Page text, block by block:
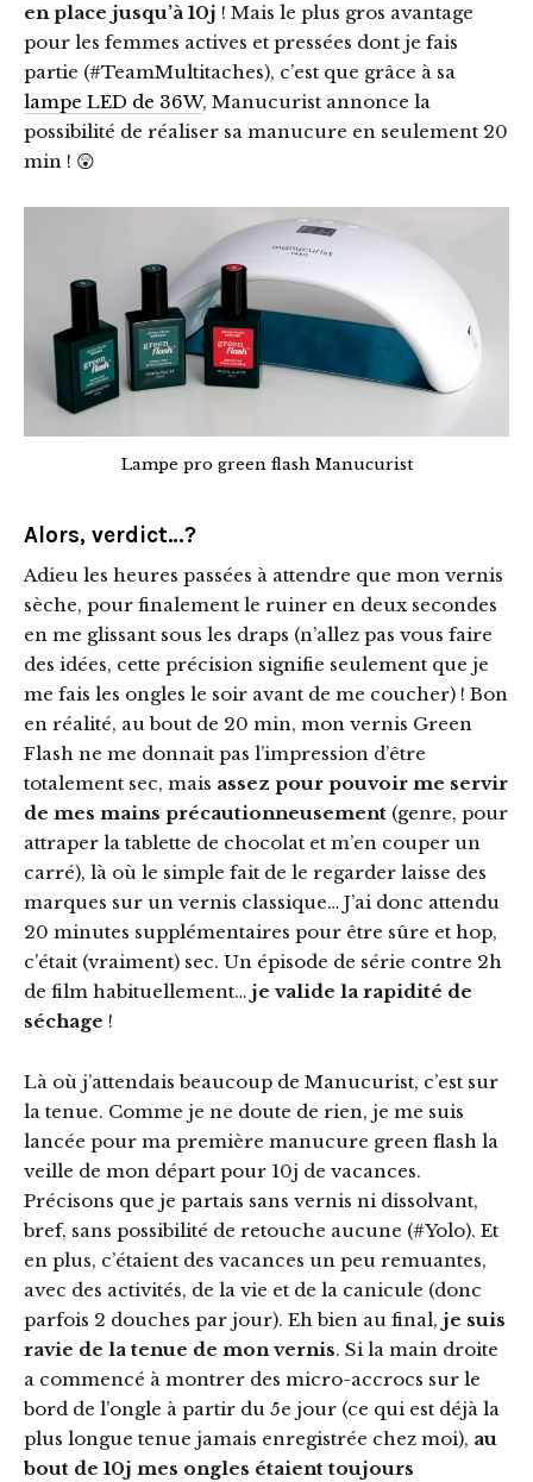
en place jusqu’à 10j ! Mais le plus gros avantage
pour les femmes actives et pressées dont je fais
partie (#TeamMultitaches), c’est que grâce à sa
lampe LED de 36W, Manucurist annonce la
possibilité de réaliser sa manucure en seulement 20
min ! 😲
Lampe pro green flash Manucurist
Alors, verdict…?
Adieu les heures passées à attendre que mon vernis
sèche, pour finalement le ruiner en deux secondes
en me glissant sous les draps (n’allez pas vous faire
des idées, cette précision signifie seulement que je
me fais les ongles le soir avant de me coucher) ! Bon
en réalité, au bout de 20 min, mon vernis Green
Flash ne me donnait pas l’impression d’être
totalement sec, mais assez pour pouvoir me servir
de mes mains précautionneusement (genre, pour
attraper la tablette de chocolat et m’en couper un
carré), là où le simple fait de le regarder laisse des
marques sur un vernis classique… J’ai donc attendu
20 minutes supplémentaires pour être sûre et hop,
c’était (vraiment) sec. Un épisode de série contre 2h
de film habituellement… je valide la rapidité de
séchage !
Là où j’attendais beaucoup de Manucurist, c’est sur
la tenue. Comme je ne doute de rien, je me suis
lancée pour ma première manucure green flash la
veille de mon départ pour 10j de vacances.
Précisons que je partais sans vernis ni dissolvant,
bref, sans possibilité de retouche aucune (#Yolo). Et
en plus, c’étaient des vacances un peu remuantes,
avec des activités, de la vie et de la canicule (donc
parfois 2 douches par jour). Eh bien au final, je suis
ravie de la tenue de mon vernis. Si la main droite
a commencé à montrer des micro-accrocs sur le
bord de l’ongle à partir du 5e jour (ce qui est déjà la
plus longue tenue jamais enregistrée chez moi), au
bout de 10j mes ongles étaient toujours